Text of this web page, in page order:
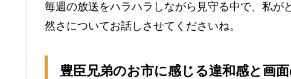
毎週の放送をハラハラしながら見守る中で、私が
然さについてお話しさせてくださいね。
豊臣兄弟のお市に感じる違和感と画